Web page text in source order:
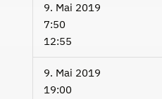
9. Mai 2019
7:50
12:55
9. Mai 2019
19:00